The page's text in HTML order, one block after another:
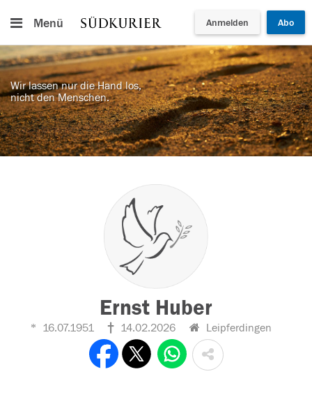
Menü Anmelden Abo
Wir lassen nur die Hand los,
nicht den Menschen.
Ernst Huber
16.07.1951 14.02.2026 Leipferdingen